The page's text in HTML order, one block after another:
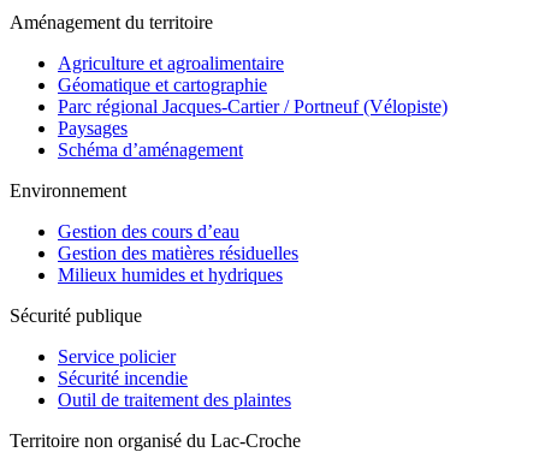
Aménagement du territoire
Agriculture et agroalimentaire
Géomatique et cartographie
Parc régional Jacques-Cartier / Portneuf (Vélopiste)
Paysages
Schéma d’aménagement
Environnement
Gestion des cours d’eau
Gestion des matières résiduelles
Milieux humides et hydriques
Sécurité publique
Service policier
Sécurité incendie
Outil de traitement des plaintes
Territoire non organisé du Lac-Croche